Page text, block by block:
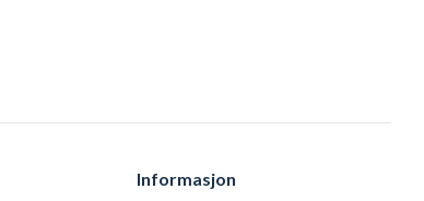
Informasjon